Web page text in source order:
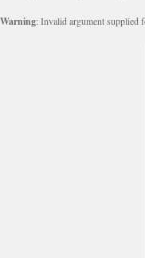
Warning: Invalid argument supplied